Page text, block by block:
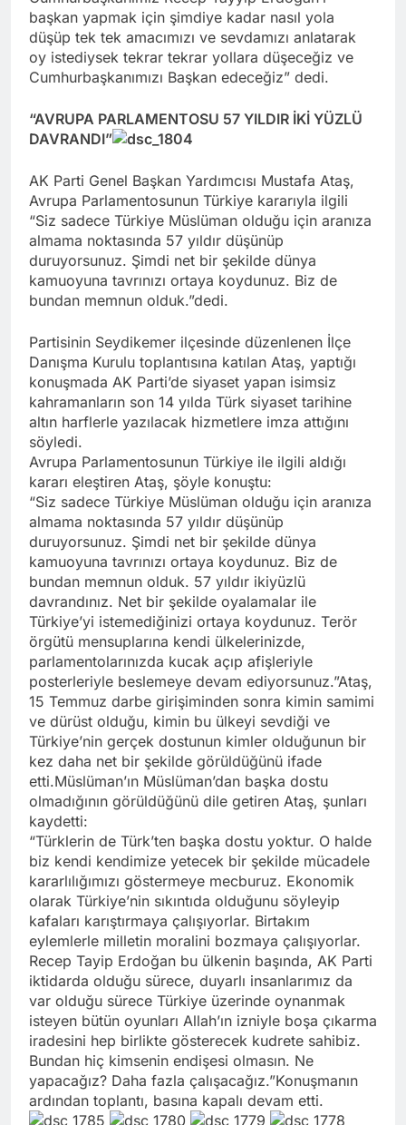
başkan yapmak için şimdiye kadar nasıl yola
düşüp tek tek amacımızı ve sevdamızı anlatarak
oy istediysek tekrar tekrar yollara düşeceğiz ve
Cumhurbaşkanımızı Başkan edeceğiz” dedi.
“AVRUPA PARLAMENTOSU 57 YILDIR İKİ YÜZLÜ
DAVRANDI”
AK Parti Genel Başkan Yardımcısı Mustafa Ataş,
Avrupa Parlamentosunun Türkiye kararıyla ilgili
“Siz sadece Türkiye Müslüman olduğu için aranıza
almama noktasında 57 yıldır düşünüp
duruyorsunuz. Şimdi net bir şekilde dünya
kamuoyuna tavrınızı ortaya koydunuz. Biz de
bundan memnun olduk.”dedi.
Partisinin Seydikemer ilçesinde düzenlenen İlçe
Danışma Kurulu toplantısına katılan Ataş, yaptığı
konuşmada AK Parti’de siyaset yapan isimsiz
kahramanların son 14 yılda Türk siyaset tarihine
altın harflerle yazılacak hizmetlere imza attığını
söyledi.
Avrupa Parlamentosunun Türkiye ile ilgili aldığı
kararı eleştiren Ataş, şöyle konuştu:
“Siz sadece Türkiye Müslüman olduğu için aranıza
almama noktasında 57 yıldır düşünüp
duruyorsunuz. Şimdi net bir şekilde dünya
kamuoyuna tavrınızı ortaya koydunuz. Biz de
bundan memnun olduk. 57 yıldır ikiyüzlü
davrandınız. Net bir şekilde oyalamalar ile
Türkiye’yi istemediğinizi ortaya koydunuz. Terör
örgütü mensuplarına kendi ülkelerinizde,
parlamentolarınızda kucak açıp afişleriyle
posterleriyle beslemeye devam ediyorsunuz.”Ataş,
15 Temmuz darbe girişiminden sonra kimin samimi
ve dürüst olduğu, kimin bu ülkeyi sevdiği ve
Türkiye’nin gerçek dostunun kimler olduğunun bir
kez daha net bir şekilde görüldüğünü ifade
etti.Müslüman’ın Müslüman’dan başka dostu
olmadığının görüldüğünü dile getiren Ataş, şunları
kaydetti:
“Türklerin de Türk’ten başka dostu yoktur. O halde
biz kendi kendimize yetecek bir şekilde mücadele
kararlılığımızı göstermeye mecburuz. Ekonomik
olarak Türkiye’nin sıkıntıda olduğunu söyleyip
kafaları karıştırmaya çalışıyorlar. Birtakım
eylemlerle milletin moralini bozmaya çalışıyorlar.
Recep Tayip Erdoğan bu ülkenin başında, AK Parti
iktidarda olduğu sürece, duyarlı insanlarımız da
var olduğu sürece Türkiye üzerinde oynanmak
isteyen bütün oyunları Allah’ın izniyle boşa çıkarma
iradesini hep birlikte gösterecek kudrete sahibiz.
Bundan hiç kimsenin endişesi olmasın. Ne
yapacağız? Daha fazla çalışacağız.”Konuşmanın
ardından toplantı, basına kapalı devam etti.